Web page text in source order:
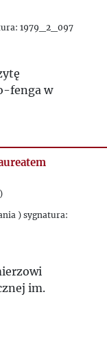
2000
2021
2024
1979_2_097
fenga w
) sygnatura:
im.